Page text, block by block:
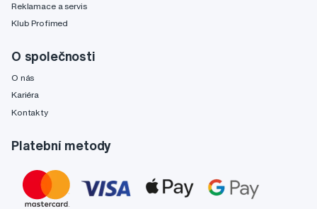
Reklamace a servis
Klub Profimed
O společnosti
O nás
Kariéra
Kontakty
Platební metody